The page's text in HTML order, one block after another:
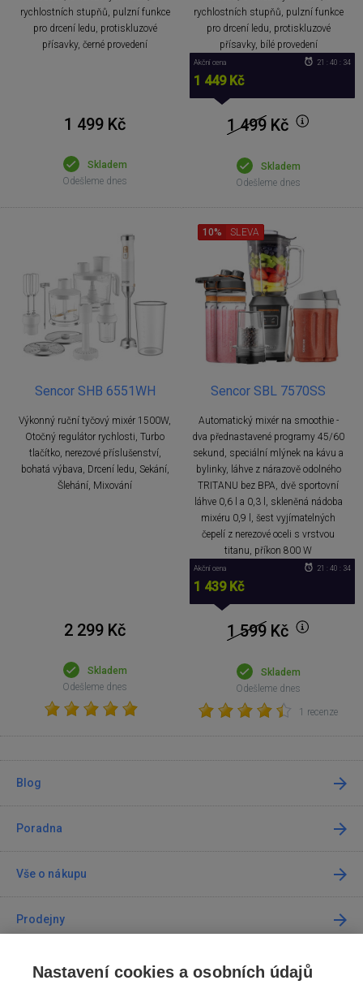
rychlostních stupňů, pulzní funkce
pro drcení ledu, protiskluzové
přísavky, černé provedení
1 499 Kč
Skladem
Odešleme dnes
rychlostních stupňů, pulzní funkce
pro drcení ledu, protiskluzové
přísavky, bílé provedení
Akční cena
1 449 Kč
21 : 40 : 34
1 499 Kč
Skladem
Odešleme dnes
Sencor SHB 6551WH
Výkonný ruční tyčový mixér 1500W,
Otočný regulátor rychlosti, Turbo
tlačítko, nerezové příslušenství,
bohatá výbava, Drcení ledu, Sekání,
Šlehání, Mixování
2 299 Kč
Skladem
Odešleme dnes
Sencor SBL 7570SS
Automatický mixér na smoothie -
dva přednastavené programy 45/60
sekund, speciální mlýnek na kávu a
bylinky, láhve z nárazově odolného
TRITANU bez BPA, dvě sportovní
láhve 0,6 l a 0,3 l, skleněná nádoba
mixéru 0,9 l, šest vyjímatelných
čepelí z nerezové oceli s vrstvou
titanu, příkon 800 W
10% SLEVA
Akční cena
1 439 Kč
21 : 40 : 34
1 599 Kč
Skladem
Odešleme dnes
1 recenze
Blog
Poradna
Vše o nákupu
Prodejny
Kontakt
Nastavení cookies a osobních údajů